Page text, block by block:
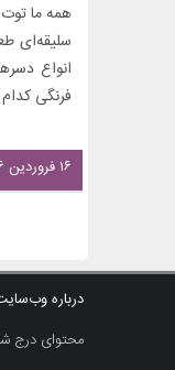
همه ما
سلیقه‌ای
انواع
فرنگی
۱۶ فروردین ۱۳۹۶ - ۱۳:۴۱
درباره
محتوای درج